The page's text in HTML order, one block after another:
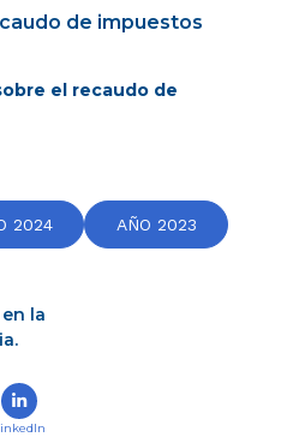
de impuestos
el recaudo de
2024 AÑO 2023
la